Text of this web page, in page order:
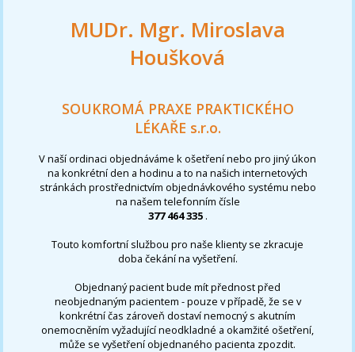
MUDr. Mgr. Miroslava
Houšková
SOUKROMÁ PRAXE PRAKTICKÉHO
LÉKAŘE s.r.o.
V naší ordinaci objednáváme k ošetření nebo pro jiný úkon
na konkrétní den a hodinu a to na našich internetových
stránkách prostřednictvím objednávkového systému nebo
na našem telefonním čísle
377 464 335 .
Touto komfortní službou pro naše klienty se zkracuje
doba čekání na vyšetření.
Objednaný pacient bude mít přednost před
neobjednaným pacientem - pouze v případě, že se v
konkrétní čas zároveň dostaví nemocný s akutním
onemocněním vyžadující neodkladné a okamžité ošetření,
může se vyšetření objednaného pacienta zpozdit.